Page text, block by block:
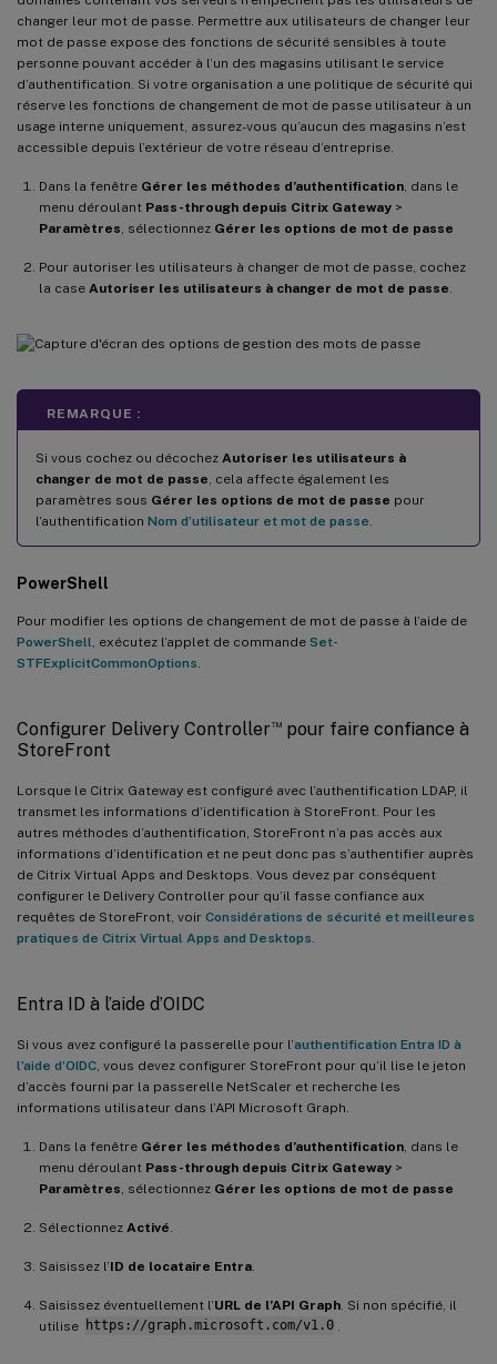
changer leur mot de passe. Permettre aux utilisateurs de changer leur
mot de passe expose des fonctions de sécurité sensibles à toute
personne pouvant accéder à l’un des magasins utilisant le service
d’authentification. Si votre organisation a une politique de sécurité qui
réserve les fonctions de changement de mot de passe utilisateur à un
usage interne uniquement, assurez-vous qu’aucun des magasins n’est
accessible depuis l’extérieur de votre réseau d’entreprise.
Dans la fenêtre Gérer les méthodes d’authentification , dans le
menu déroulant Pass-through depuis Citrix Gateway >
Paramètres , sélectionnez Gérer les options de mot de passe
Pour autoriser les utilisateurs à changer de mot de passe, cochez
la case Autoriser les utilisateurs à changer de mot de passe
REMARQUE :
Si vous cochez ou décochez Autoriser les utilisateurs à
changer de mot de passe , cela affecte également les
paramètres sous Gérer les options de mot de passe pour
l’authentification Nom d’utilisateur et mot de passe
PowerShell
Pour modifier les options de changement de mot de passe à l’aide de
PowerShell , exécutez l’applet de commande Set-
STFExplicitCommonOptions
Configurer Delivery Controller™pour faire confiance à
StoreFront
Lorsque le Citrix Gateway est configuré avec l’authentification LDAP, il
transmet les informations d’identification à StoreFront. Pour les
autres méthodes d’authentification, StoreFront n’a pas accès aux
informations d’identification et ne peut donc pas s’authentifier auprès
de Citrix Virtual Apps and Desktops. Vous devez par conséquent
configurer le Delivery Controller pour qu’il fasse confiance aux
requêtes de StoreFront, voir Considérations de sécurité et meilleures
pratiques de Citrix Virtual Apps and Desktops
Entra ID à l’aide d’OIDC
Si vous avez configuré la passerelle pour l’authentification Entra ID à
l’aide d’OIDC , vous devez configurer StoreFront pour qu’il lise le jeton
d’accès fourni par la passerelle NetScaler et recherche les
informations utilisateur dans l’API Microsoft Graph.
Dans la fenêtre Gérer les méthodes d’authentification , dans le
menu déroulant Pass-through depuis Citrix Gateway >
Paramètres , sélectionnez Gérer les options de mot de passe
Sélectionnez Activé
Saisissez l’ID de locataire Entra
Saisissez éventuellement l’URL de l’API Graph . Si non spécifié, il
utilise https://graph.microsoft.com/v1.0